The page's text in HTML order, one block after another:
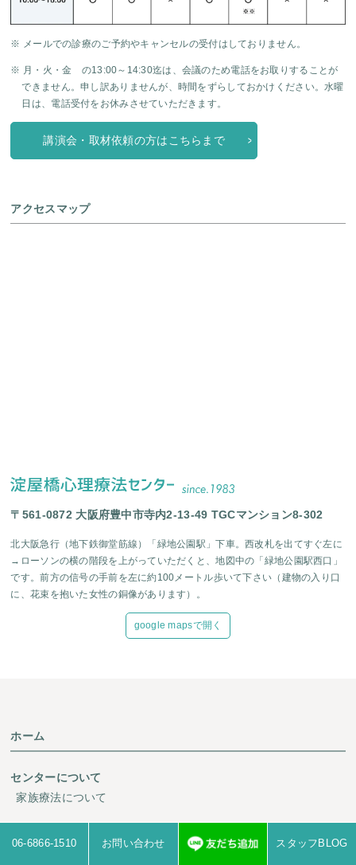
※ メールでの診療のご予約やキャンセルの受付はしておりません。
※ 月・火・金 の13:00～14:30迄は、会議のため電話をお取りすることが
できません。申し訳ありませんが、時間をずらしておかけください。水曜
日は、電話受付をお休みさせていただきます。
講演会・取材依頼の方はこちらまで
アクセスマップ
〒561-0872 大阪府豊中市寺内2-13-49 TGCマンション8-302
北大阪急行（地下鉄御堂筋線）「緑地公園駅」下車。西改札を出てすぐ左に
→ローソンの横の階段を上がっていただくと、地図中の「緑地公園駅西口」
です。前方の信号の手前を左に約100メートル歩いて下さい（建物の入り口
に、花束を抱いた女性の銅像があります）。
google mapsで開く
ホーム
センターについて
家族療法について
06-6866-1510 お問い合わせ スタッフBLOG